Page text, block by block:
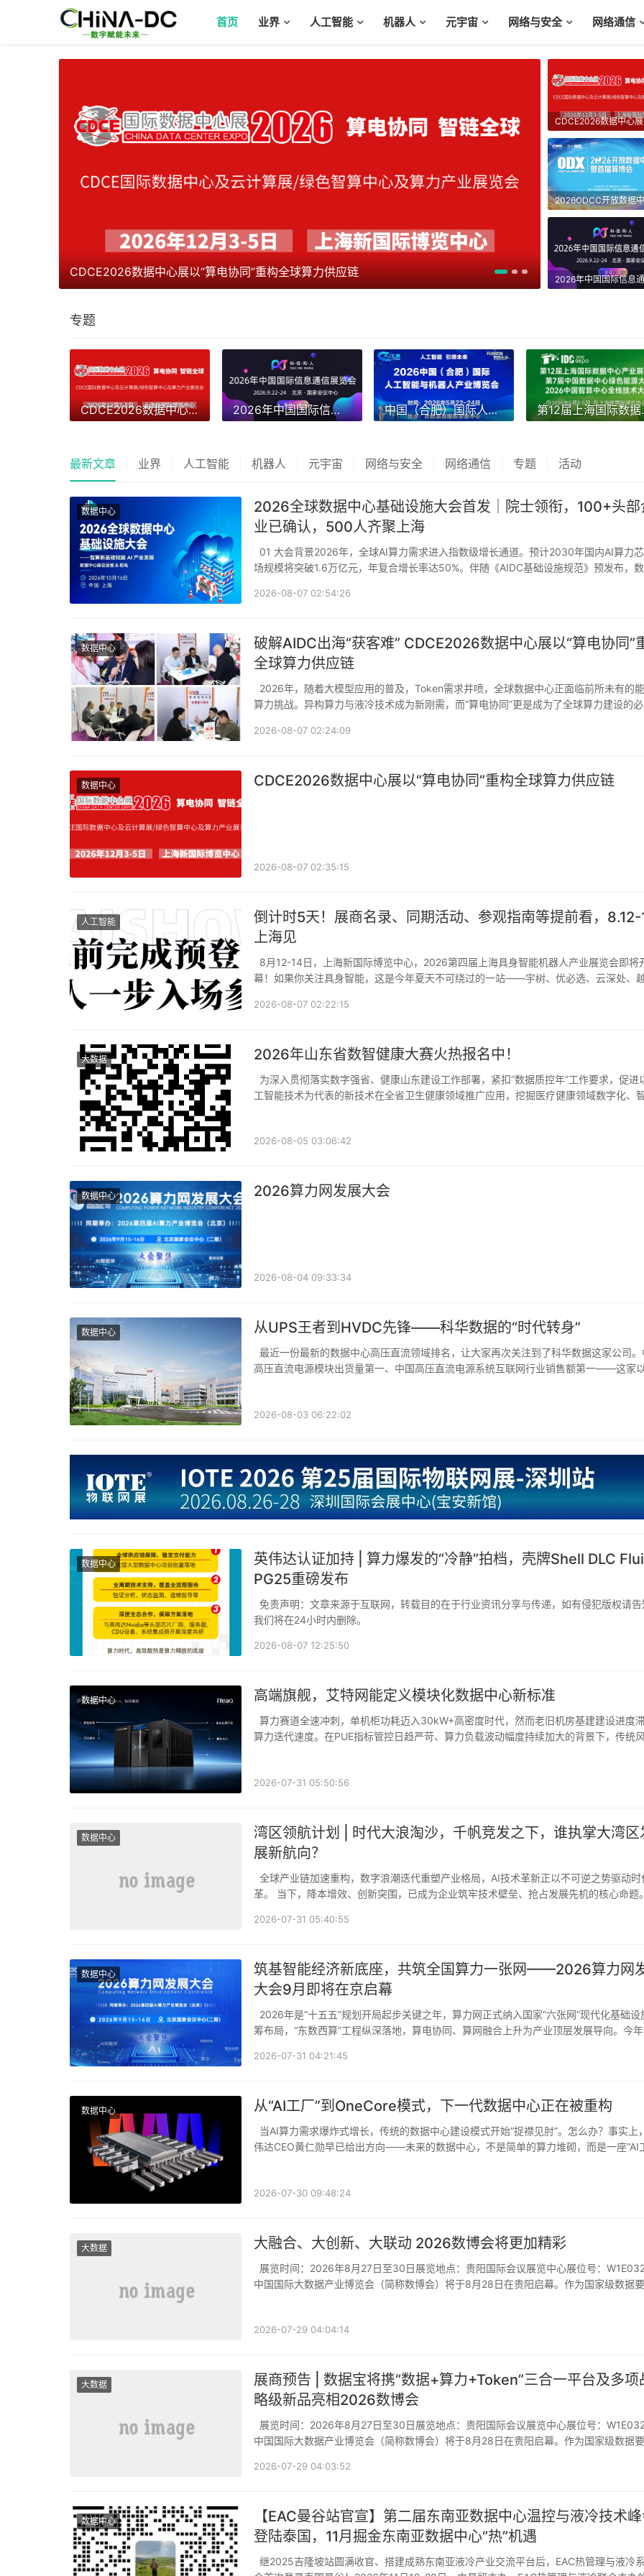
首页 业界 人工智能 机器人 元宇宙 网络与安全 网络通信
2026ODCC开放数据中心暨算博会 2026年中国国际
专题
CDCE2026数据中心展以“算电协同”重构全球算力供应链 2026年中国国际信息通信展览会 中国（合肥）国际人工智能与机器人产业博览会 第12届
最新文章 业界 人工智能 机器人 元宇宙 网络与安全 网络通信 专题 活动
数据中心
2026全球数据中心基础设施大会首发｜院士领衔，100+头部
业已确认，500人齐聚上海
场规模将突破1.6万亿元，年复合增长率达50%。伴随《AIDC基础设施规范》预发布，数
2026-08-07 02:54:26
数据中心
破解AIDC出海“获客难” CDCE2026数据中心展以“算电协同”
全球算力供应链
算力挑战。异构算力与液冷技术成为新刚需，而“算电协同”更是成为了全球算力建设的
2026-08-07 02:24:09
数据中心 CDCE2026数据中心展以“算电协同”重构全球算力供应链
2026-08-07 02:35:15
人工智能
倒计时5天！展商名录、同期活动、参观指南等提前看，8.12-
上海见
幕！如果你关注具身智能，这是今年夏天不可绕过的一站——宇树、优必选、云深处、
2026-08-07 02:22:15
大数据 2026年山东省数智健康大赛火热报名中！
工智能技术为代表的新技术在全省卫生健康领域推广应用，挖掘医疗健康领域数字化、
2026-08-05 03:06:42
数据中心 2026算力网发展大会
2026-08-04 09:33:34
数据中心 从UPS王者到HVDC先锋——科华数据的“时代转身”
高压直流电源模块出货量第一、中国高压直流电源系统互联网行业销售额第一——这家以
2026-08-03 06:22:02
数据中心
英伟达认证加持 | 算力爆发的“冷静”拍档，壳牌Shell DLC
PG25重磅发布
我们将在24小时内删除。
2026-08-07 12:25:50
数据中心 高端旗舰，艾特网能定义模块化数据中心新标准
算力迭代速度。在PUE指标管控日趋严苛、算力负载波动幅度持续加大的背景下，传统
2026-07-31 05:50:56
数据中心
湾区领航计划 | 时代大浪淘沙，千帆竞发之下，谁执掌大湾区
展新航向？
革。 当下，降本增效、创新突围，已成为企业筑牢技术壁垒、抢占发展先机的核心命题
2026-07-31 05:40:55
数据中心
筑基智能经济新底座，共筑全国算力一张网——2026算力网
大会9月即将在京启幕
筹布局，“东数西算”工程纵深落地，算电协同、算网融合上升为产业顶层发展导向。今
2026-07-31 04:21:45
数据中心 从“AI工厂”到OneCore模式，下一代数据中心正在被重构
伟达CEO黄仁勋早已给出方向——未来的数据中心，不是简单的算力堆砌，而是一座“AI
2026-07-30 09:48:24
大数据 大融合、大创新、大联动 2026数博会将更加精彩
中国国际大数据产业博览会（简称数博会）将于8月28日在贵阳启幕。作为国家级数据
2026-07-29 04:04:14
大数据
展商预告 | 数据宝将携“数据+算力+Token”三合一平台及多项
略级新品亮相2026数博会
中国国际大数据产业博览会（简称数博会）将于8月28日在贵阳启幕。作为国家级数据
2026-07-29 04:03:52
数据中心
【EAC曼谷站官宣】第二届东南亚数据中心温控与液冷技术
登陆泰国，11月掘金东南亚数据中心“热”机遇